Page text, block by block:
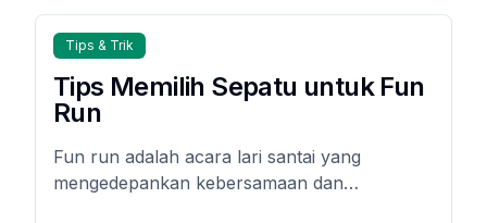
Tips & Trik
Tips Memilih Sepatu untuk Fun
Run
Fun run adalah acara lari santai yang
mengedepankan kebersamaan dan